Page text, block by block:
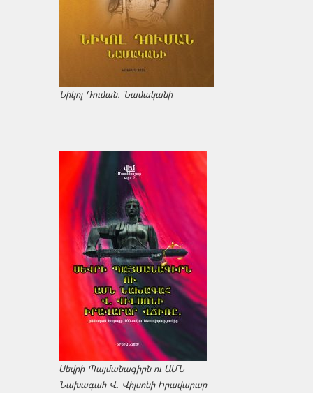
Նիկոլ Դուման. Նամականի
Սեվրի Պայմանագիրն ու ԱՄՆ
Նախագահ Վ. Վիլսոնի Իրավարար